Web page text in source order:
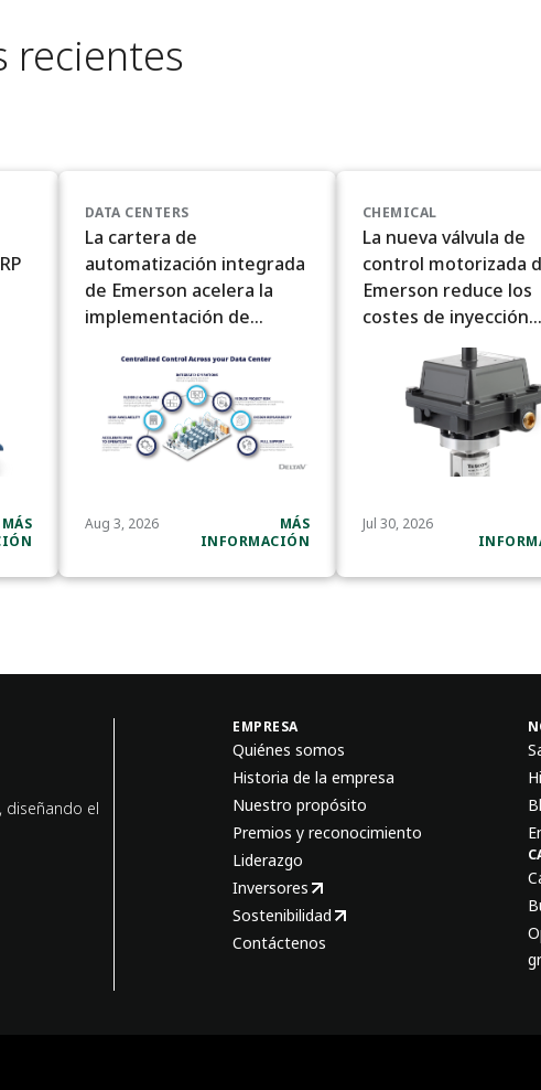
recientes
MÁS
DATA CENTERS
La cartera de
automatización integrada
de Emerson acelera la
implementación de
de IA
Aug 3, 2026
MÁS
INFORMACIÓN
CHEMICAL
La nueva válvula de
control motorizada
Emerson reduce los
costes de inyección
química en alta mar
las refinerías
Jul 30, 2026
diseñando el
EMPRESA
Quiénes somos
Historia de la empresa
Nuestro propósito
Premios y reconocimiento
Liderazgo
Inversores
Sostenibilidad
Contáctenos